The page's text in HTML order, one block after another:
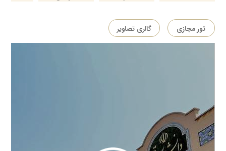
تور مجازی گالری تصاویر